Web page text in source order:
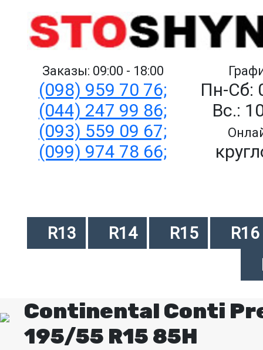
Заказы: 09:00 - 18:00
(098) 959 70 76;
(044) 247 99 86;
(093) 559 09 67;
(099) 974 78 66;
Пн-Сб:
Вс.:
R13 R14 R15
R16
Continental Conti
195/55 R15 85H